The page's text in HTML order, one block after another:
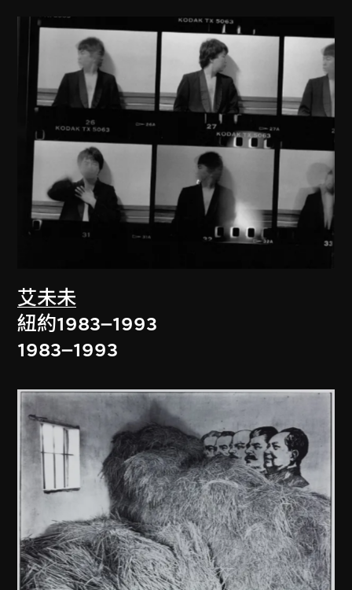
艾未未
紐約1983–1993
1983–1993